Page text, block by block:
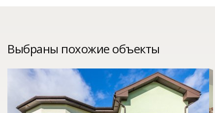
Выбраны похожие объекты